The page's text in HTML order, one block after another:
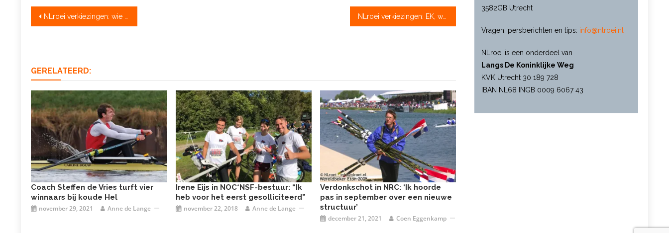
Bericht
NLroei verkiezingen: wie is hét talent? NLroei verkiezingen: EK, welk mannengoud was het allerbeste?
GERELATEERD:
Coach Steffen de Vries turft vier
winnaars bij koude Hel
november 29, 2021 Anne de Lange
Irene Eijs in NOC*NSF-bestuur: “Ik
heb voor het eerst gesolliciteerd”
november 22, 2018 Anne de Lange
Verdonkschot in NRC: ‘Ik hoorde
pas in september over een nieuwe
structuur’
december 21, 2021 Coen Eggenkamp
3582GB Utrecht
Vragen, persberichten en tips: info@nlroei.nl
NLroei is een onderdeel van
Langs De Koninklijke Weg
KVK Utrecht 30 189 728
IBAN NL68 INGB 0009 6067 43